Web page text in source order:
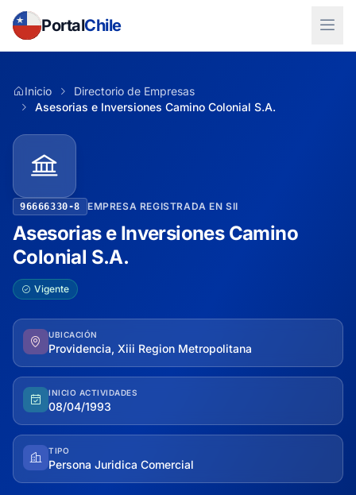
PortalChile
Inicio
Directorio de Empresas
Asesorias e Inversiones Camino Colonial S.A.
96666330-8 EMPRESA REGISTRADA EN SII
Asesorias e Inversiones Camino
Colonial S.A.
Vigente
UBICACIÓN
Providencia, Xiii Region Metropolitana
INICIO ACTIVIDADES
08/04/1993
TIPO
Persona Juridica Comercial